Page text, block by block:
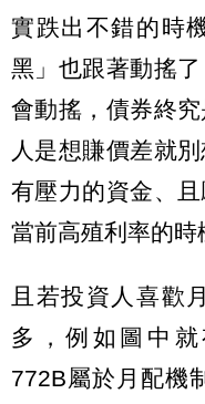
實跌出不錯的時
黑」也跟著動搖
會動搖，債券終
人是想賺價差就
有壓力的資金、
當前高殖利率的時
且若投資人喜歡
多，例如圖中就
772B屬於月配機